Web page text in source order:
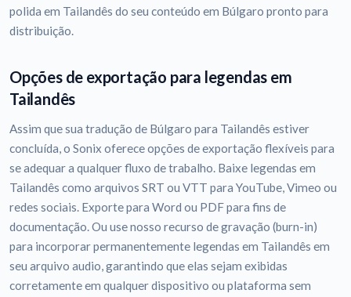
polida em Tailandês do seu conteúdo em Búlgaro pronto para
distribuição.
Opções de exportação para legendas em
Tailandês
Assim que sua tradução de Búlgaro para Tailandês estiver
concluída, o Sonix oferece opções de exportação flexíveis para
se adequar a qualquer fluxo de trabalho. Baixe legendas em
Tailandês como arquivos SRT ou VTT para YouTube, Vimeo ou
redes sociais. Exporte para Word ou PDF para fins de
documentação. Ou use nosso recurso de gravação (burn-in)
para incorporar permanentemente legendas em Tailandês em
seu arquivo audio, garantindo que elas sejam exibidas
corretamente em qualquer dispositivo ou plataforma sem